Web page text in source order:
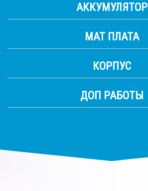
АККУМУЛЯТОР
МАТ ПЛАТА
КОРПУС
ДОП РАБОТЫ